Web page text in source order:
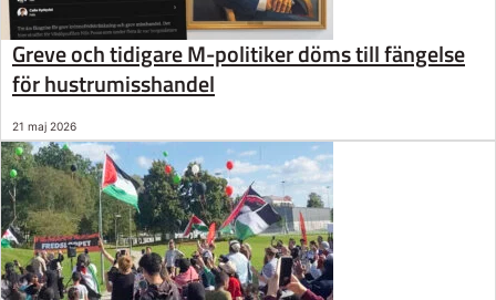
Greve och tidigare M-politiker döms till fängelse
för hustrumisshandel
21 maj 2026